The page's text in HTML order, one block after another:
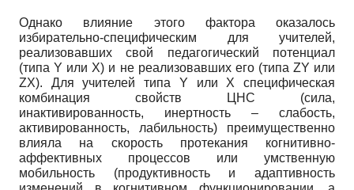
Однако влияние этого фактора оказалось
избирательно-специфическим для учителей,
реализовавших свой педагогический потенциал
(типа Y или X) и не реализовавших его (типа ZY или
ZX). Для учителей типа Y или X специфическая
комбинация свойств ЦНС (сила,
инактивированность, инертность – слабость,
активированность, лабильность) преимущественно
влияла на скорость протекания когнитивно-
аффективных процессов или умственную
мобильность (продуктивность и адаптивность